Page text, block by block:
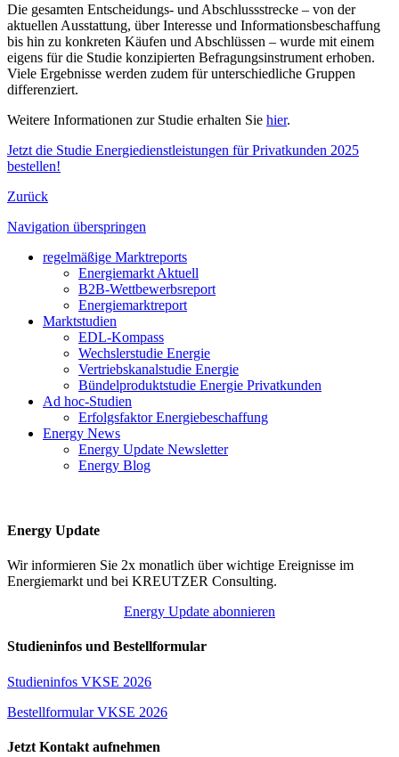
Die gesamten Entscheidungs- und Abschlussstrecke – von der
aktuellen Ausstattung, über Interesse und Informationsbeschaffung
bis hin zu konkreten Käufen und Abschlüssen – wurde mit einem
eigens für die Studie konzipierten Befragungsinstrument erhoben.
Viele Ergebnisse werden zudem für unterschiedliche Gruppen
differenziert.
Weitere Informationen zur Studie erhalten Sie hier.
Jetzt die Studie Energiedienstleistungen für Privatkunden 2025
bestellen!
Zurück
Navigation überspringen
regelmäßige Marktreports
Energiemarkt Aktuell
B2B-Wettbewerbsreport
Energiemarktreport
Marktstudien
EDL-Kompass
Wechslerstudie Energie
Vertriebskanalstudie Energie
Bündelproduktstudie Energie Privatkunden
Ad hoc-Studien
Erfolgsfaktor Energiebeschaffung
Energy News
Energy Update Newsletter
Energy Blog
Energy Update
Wir informieren Sie 2x monatlich über wichtige Ereignisse im
Energiemarkt und bei KREUTZER Consulting.
Energy Update abonnieren
Studieninfos und Bestellformular
Studieninfos VKSE 2026
Bestellformular VKSE 2026
Jetzt Kontakt aufnehmen